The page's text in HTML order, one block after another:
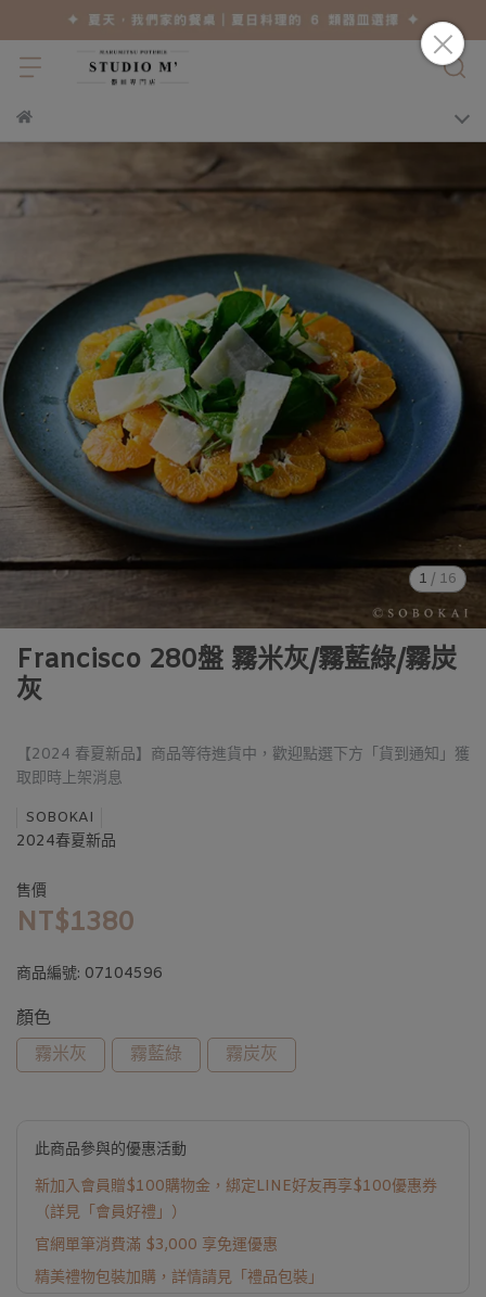
1 / 16
Francisco 280盤 霧米灰/霧藍綠/霧炭
灰
【2024 春夏新品】商品等待進貨中，歡迎點選下方「貨到通知」獲
取即時上架消息
SOBOKAI
2024春夏新品
售價
NT$1380
商品編號: 07104596
顏色
霧米灰
霧藍綠 霧炭灰
此商品參與的優惠活動
新加入會員贈$100購物金，綁定LINE好友再享$100優惠券
（詳見「會員好禮」）
官網單筆消費滿 $3,000 享免運優惠
精美禮物包裝加購，詳情請見「禮品包裝」